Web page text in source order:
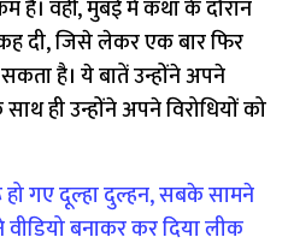
है। वहीं, मुंबई में कथा के दौरान
कह दी, जिसे लेकर एक बार फिर
है। ये बातें उन्होंने अपने
ही उन्होंने अपने विरोधियों को
गए दूल्हा दुल्हन, सबके सामने
बनाकर कर दिया लीक